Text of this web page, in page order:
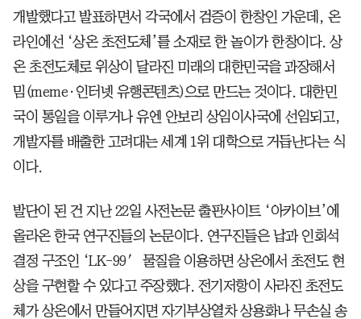
개발했다고 발표하면서 각국에서 검증이 한창인 가운데, 온
라인에선 ‘상온 초전도체’를 소재로 한 놀이가 한창이다. 상
온 초전도체로 위상이 달라진 미래의 대한민국을 과장해서
밈(meme·인터넷 유행콘텐츠)으로 만드는 것이다. 대한민
국이 통일을 이루거나 유엔 안보리 상임이사국에 선임되고,
개발자를 배출한 고려대는 세계 1위 대학으로 거듭난다는 식
이다.
발단이 된 건 지난 22일 사전논문 출판사이트 ‘아카이브’에
올라온 한국 연구진들의 논문이다. 연구진들은 납과 인회석
결정 구조인 ‘LK-99′ 물질을 이용하면 상온에서 초전도 현
상을 구현할 수 있다고 주장했다. 전기저항이 사라진 초전도
체가 상온에서 만들어지면 자기부상열차 상용화나 무손실 송